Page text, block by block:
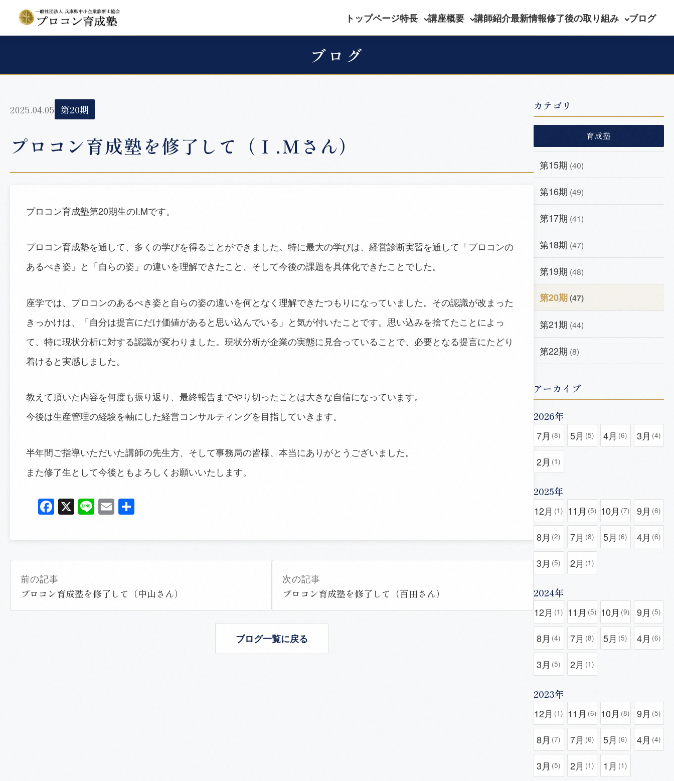
トップページ特長 講座概要 講師紹介最新情報修了後の取り組み ブログ
ブログ
2025.04.05 第20期
プロコン育成塾を修了して（Ｉ.Ｍさん）
プロコン育成塾第20期生のI.Mです。
プロコン育成塾を通して、多くの学びを得ることができました。特に最大の学びは、経営診断実習を通して「プロコンの
あるべき姿」と「自らの姿」の違いを理解できたこと、そして今後の課題を具体化できたことでした。
座学では、プロコンのあるべき姿と自らの姿の違いを何となく理解できたつもりになっていました。その認識が改まった
きっかけは、「自分は提言にだけ価値があると思い込んでいる」と気が付いたことです。思い込みを捨てたことによっ
て、特に現状分析に対する認識が変わりました。現状分析が企業の実態に見合っていることで、必要となる提言にたどり
着けると実感しました。
教えて頂いた内容を何度も振り返り、最終報告までやり切ったことは大きな自信になっています。
今後は生産管理の経験を軸にした経営コンサルティングを目指していきます。
半年間ご指導いただいた講師の先生方、そして事務局の皆様、本当にありがとうございました。
また修了生として今後ともよろしくお願いいたします。
Facebook
X LineEmail
前の記事
プロコン育成塾を修了して（中山さん）
次の記事
プロコン育成塾を修了して（百田さん）
ブログ一覧に戻る
カテゴリ
育成塾
第15期 (40)
第16期 (49)
第17期 (41)
第18期 (47)
第19期 (48)
第20期(47)
第21期 (44)
第22期 (8)
アーカイブ
2026年
7月 (8) 5月 (5) 4月 (6) 3月 (4)
2月 (1)
2025年
12月 (1) 11月 (5) 10月 (7) 9月 (6)
8月 (2) 7月 (8) 5月 (6) 4月 (6)
3月 (5) 2月 (1)
2024年
12月 (1) 11月 (5) 10月 (9) 9月 (5)
8月 (4) 7月 (8) 5月 (5) 4月 (6)
3月 (5) 2月 (1)
2023年
12月 (1) 11月 (6) 10月 (8) 9月 (5)
8月 (7) 7月 (6) 5月 (6) 4月 (4)
3月 (5) 2月 (1) 1月 (1)